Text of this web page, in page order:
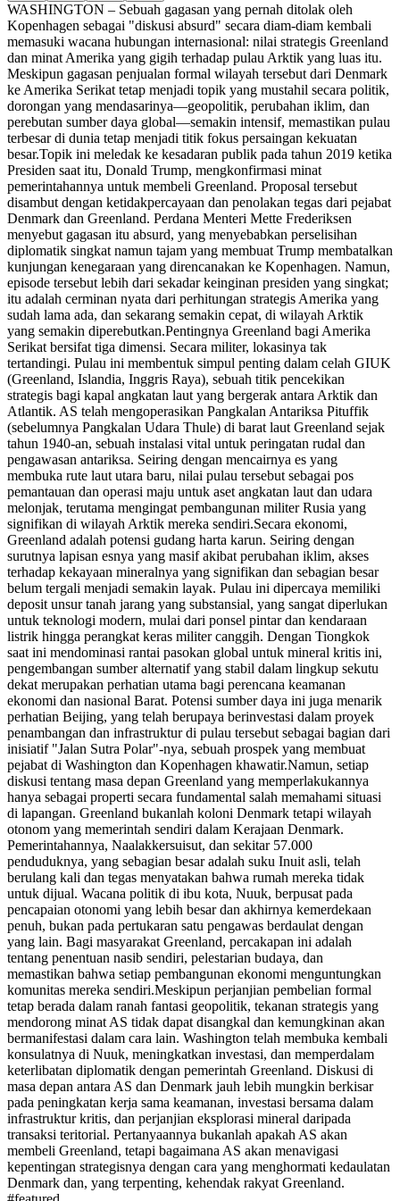
WASHINGTON – Sebuah gagasan yang pernah ditolak oleh
Kopenhagen sebagai "diskusi absurd" secara diam-diam kembali
memasuki wacana hubungan internasional: nilai strategis Greenland
dan minat Amerika yang gigih terhadap pulau Arktik yang luas itu.
Meskipun gagasan penjualan formal wilayah tersebut dari Denmark
ke Amerika Serikat tetap menjadi topik yang mustahil secara politik,
dorongan yang mendasarinya—geopolitik, perubahan iklim, dan
perebutan sumber daya global—semakin intensif, memastikan pulau
terbesar di dunia tetap menjadi titik fokus persaingan kekuatan
besar.Topik ini meledak ke kesadaran publik pada tahun 2019 ketika
Presiden saat itu, Donald Trump, mengkonfirmasi minat
pemerintahannya untuk membeli Greenland. Proposal tersebut
disambut dengan ketidakpercayaan dan penolakan tegas dari pejabat
Denmark dan Greenland. Perdana Menteri Mette Frederiksen
menyebut gagasan itu absurd, yang menyebabkan perselisihan
diplomatik singkat namun tajam yang membuat Trump membatalkan
kunjungan kenegaraan yang direncanakan ke Kopenhagen. Namun,
episode tersebut lebih dari sekadar keinginan presiden yang singkat;
itu adalah cerminan nyata dari perhitungan strategis Amerika yang
sudah lama ada, dan sekarang semakin cepat, di wilayah Arktik
yang semakin diperebutkan.Pentingnya Greenland bagi Amerika
Serikat bersifat tiga dimensi. Secara militer, lokasinya tak
tertandingi. Pulau ini membentuk simpul penting dalam celah GIUK
(Greenland, Islandia, Inggris Raya), sebuah titik pencekikan
strategis bagi kapal angkatan laut yang bergerak antara Arktik dan
Atlantik. AS telah mengoperasikan Pangkalan Antariksa Pituffik
(sebelumnya Pangkalan Udara Thule) di barat laut Greenland sejak
tahun 1940-an, sebuah instalasi vital untuk peringatan rudal dan
pengawasan antariksa. Seiring dengan mencairnya es yang
membuka rute laut utara baru, nilai pulau tersebut sebagai pos
pemantauan dan operasi maju untuk aset angkatan laut dan udara
melonjak, terutama mengingat pembangunan militer Rusia yang
signifikan di wilayah Arktik mereka sendiri.Secara ekonomi,
Greenland adalah potensi gudang harta karun. Seiring dengan
surutnya lapisan esnya yang masif akibat perubahan iklim, akses
terhadap kekayaan mineralnya yang signifikan dan sebagian besar
belum tergali menjadi semakin layak. Pulau ini dipercaya memiliki
deposit unsur tanah jarang yang substansial, yang sangat diperlukan
untuk teknologi modern, mulai dari ponsel pintar dan kendaraan
listrik hingga perangkat keras militer canggih. Dengan Tiongkok
saat ini mendominasi rantai pasokan global untuk mineral kritis ini,
pengembangan sumber alternatif yang stabil dalam lingkup sekutu
dekat merupakan perhatian utama bagi perencana keamanan
ekonomi dan nasional Barat. Potensi sumber daya ini juga menarik
perhatian Beijing, yang telah berupaya berinvestasi dalam proyek
penambangan dan infrastruktur di pulau tersebut sebagai bagian dari
inisiatif "Jalan Sutra Polar"-nya, sebuah prospek yang membuat
pejabat di Washington dan Kopenhagen khawatir.Namun, setiap
diskusi tentang masa depan Greenland yang memperlakukannya
hanya sebagai properti secara fundamental salah memahami situasi
di lapangan. Greenland bukanlah koloni Denmark tetapi wilayah
otonom yang memerintah sendiri dalam Kerajaan Denmark.
Pemerintahannya, Naalakkersuisut, dan sekitar 57.000
penduduknya, yang sebagian besar adalah suku Inuit asli, telah
berulang kali dan tegas menyatakan bahwa rumah mereka tidak
untuk dijual. Wacana politik di ibu kota, Nuuk, berpusat pada
pencapaian otonomi yang lebih besar dan akhirnya kemerdekaan
penuh, bukan pada pertukaran satu pengawas berdaulat dengan
yang lain. Bagi masyarakat Greenland, percakapan ini adalah
tentang penentuan nasib sendiri, pelestarian budaya, dan
memastikan bahwa setiap pembangunan ekonomi menguntungkan
komunitas mereka sendiri.Meskipun perjanjian pembelian formal
tetap berada dalam ranah fantasi geopolitik, tekanan strategis yang
mendorong minat AS tidak dapat disangkal dan kemungkinan akan
bermanifestasi dalam cara lain. Washington telah membuka kembali
konsulatnya di Nuuk, meningkatkan investasi, dan memperdalam
keterlibatan diplomatik dengan pemerintah Greenland. Diskusi di
masa depan antara AS dan Denmark jauh lebih mungkin berkisar
pada peningkatan kerja sama keamanan, investasi bersama dalam
infrastruktur kritis, dan perjanjian eksplorasi mineral daripada
transaksi teritorial. Pertanyaannya bukanlah apakah AS akan
membeli Greenland, tetapi bagaimana AS akan menavigasi
kepentingan strategisnya dengan cara yang menghormati kedaulatan
Denmark dan, yang terpenting, kehendak rakyat Greenland.